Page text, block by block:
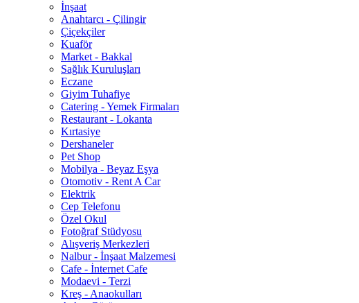
İnşaat
Anahtarcı - Çilingir
Çiçekçiler
Kuaför
Market - Bakkal
Sağlık Kuruluşları
Eczane
Giyim Tuhafiye
Catering - Yemek Firmaları
Restaurant - Lokanta
Kırtasiye
Dershaneler
Pet Shop
Mobilya - Beyaz Eşya
Otomotiv - Rent A Car
Elektrik
Cep Telefonu
Özel Okul
Fotoğraf Stüdyosu
Alışveriş Merkezleri
Nalbur - İnşaat Malzemesi
Cafe - İnternet Cafe
Modaevi - Terzi
Kreş - Anaokulları